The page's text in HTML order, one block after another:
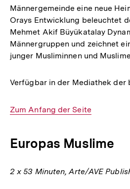
Männergemeinde eine neue
Orays Entwicklung beleuchtet
Mehmet Akif Büyükatalay
Männergruppen und zeichnet
junger Musliminnen und
Verfügbar in der Mediathek der
Interner
Zum Anfang der Seite
Europas Muslime
2 x 53 Minuten, Arte/AVE